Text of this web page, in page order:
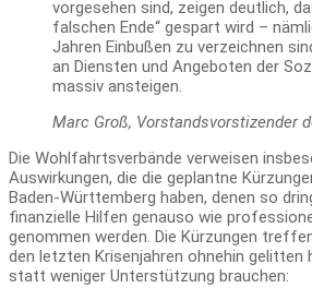
vorgesehen sind, zeigen deutlich,
falschen Ende“ gespart wird –
Jahren Einbußen zu verzeichnen
an Diensten und Angeboten der
massiv ansteigen.
Marc Groß, Vorstandsvorstizender
Die Wohlfahrtsverbände verweisen
Auswirkungen, die die geplantne
Baden-Württemberg haben, denen so
finanzielle Hilfen genauso wie
genommen werden. Die Kürzungen
den letzten Krisenjahren ohnehin gelitten
statt weniger Unterstützung brauchen: